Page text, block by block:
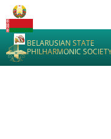
BELARUSIAN STATE
PHILHARMONIC